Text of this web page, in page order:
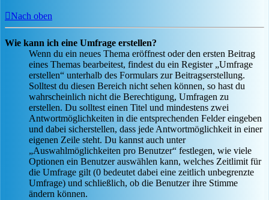
Nach oben
Wie kann ich eine Umfrage erstellen?
Wenn du ein neues Thema eröffnest oder den ersten Beitrag
eines Themas bearbeitest, findest du ein Register „Umfrage
erstellen“ unterhalb des Formulars zur Beitragserstellung.
Solltest du diesen Bereich nicht sehen können, so hast du
wahrscheinlich nicht die Berechtigung, Umfragen zu
erstellen. Du solltest einen Titel und mindestens zwei
Antwortmöglichkeiten in die entsprechenden Felder eingeben
und dabei sicherstellen, dass jede Antwortmöglichkeit in einer
eigenen Zeile steht. Du kannst auch unter
„Auswahlmöglichkeiten pro Benutzer“ festlegen, wie viele
Optionen ein Benutzer auswählen kann, welches Zeitlimit für
die Umfrage gilt (0 bedeutet dabei eine zeitlich unbegrenzte
Umfrage) und schließlich, ob die Benutzer ihre Stimme
ändern können.